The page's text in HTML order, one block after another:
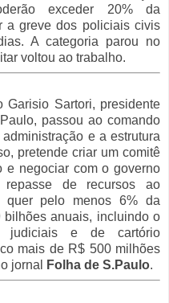
exceder 20% da
a greve dos policiais civis
A categoria parou no
voltou ao trabalho.
Garisio Sartori, presidente
passou ao comando
e a estrutura
pretende criar um comitê
e negociar com o governo
de recursos ao
quer pelo menos 6% da
anuais, incluindo o
judiciais e de cartório
mais de R$ 500 milhões
jornal
Folha de S.Paulo.